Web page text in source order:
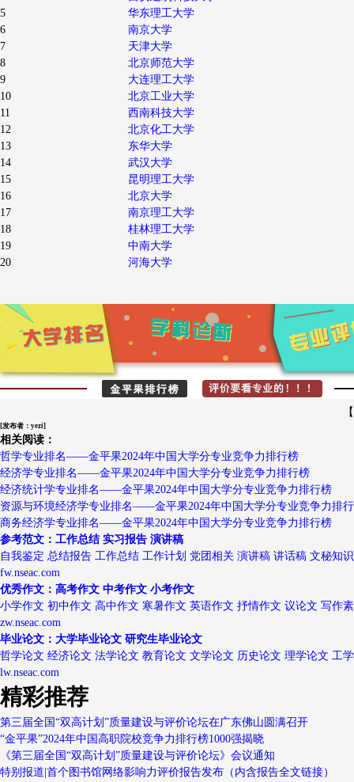
5
华东理工大学
6
南京大学
7
天津大学
8
北京师范大学
9
大连理工大学
10
北京工业大学
11
西南科技大学
12
北京化工大学
13
东华大学
14
武汉大学
15
昆明理工大学
16
北京大学
17
南京理工大学
18
桂林理工大学
19
中南大学
20
河海大学
[发布者：yezi]
相关阅读：
哲学专业排名——金平果2024年中国大学分专业竞争力排行榜
经济学专业排名——金平果2024年中国大学分专业竞争力排行榜
经济统计学专业排名——金平果2024年中国大学分专业竞争力排行榜
资源与环境经济学专业排名——金平果2024年中国大学分专业竞争力排
商务经济学专业排名——金平果2024年中国大学分专业竞争力排行榜
参考范文：工作总结 实习报告 演讲稿
自我鉴定 总结报告 工作总结 工作计划 党团相关 演讲稿 讲话稿 文秘知
fw.nseac.com
优秀作文：高考作文 中考作文 小考作文
小学作文 初中作文 高中作文 寒暑作文 英语作文 抒情作文 议论文 写作
zw.nseac.com
毕业论文：大学毕业论文 研究生毕业论文
哲学论文 经济论文 法学论文 教育论文 文学论文 历史论文 理学论文 工
lw.nseac.com
精彩推荐
第三届全国“双高计划”质量建设与评价论坛在广东佛山圆满召开
“金平果”2024年中国高职院校竞争力排行榜1000强揭晓
《第三届全国“双高计划”质量建设与评价论坛》会议通知
特别报道|首个图书馆网络影响力评价报告发布（内含报告全文链接）